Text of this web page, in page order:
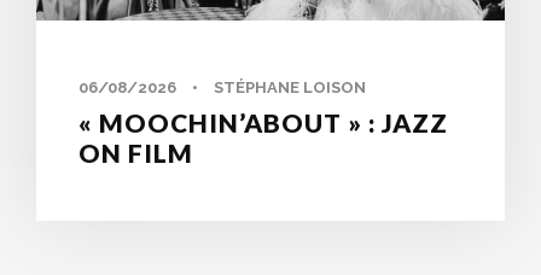
06/08/2026 • STÉPHANE LOISON
« MOOCHIN’ABOUT » : JAZZ
ON FILM